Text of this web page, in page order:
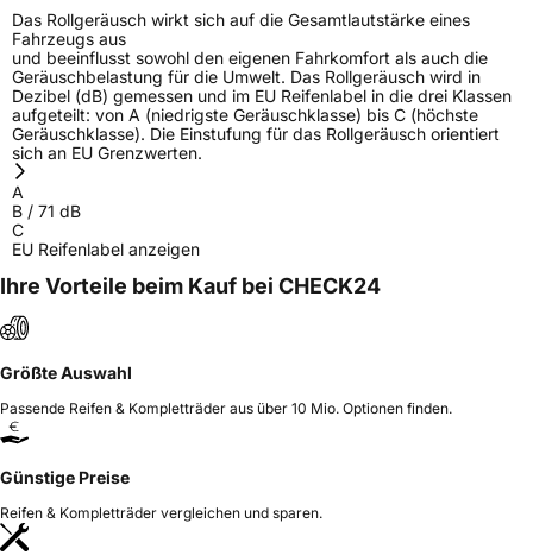
Das Rollgeräusch wirkt sich auf die Gesamtlautstärke eines
Fahrzeugs aus
und beeinflusst sowohl den eigenen Fahrkomfort als auch die
Geräuschbelastung für die Umwelt. Das Rollgeräusch wird in
Dezibel (dB) gemessen und im EU Reifenlabel in die drei Klassen
aufgeteilt: von A (niedrigste Geräuschklasse) bis C (höchste
Geräuschklasse). Die Einstufung für das Rollgeräusch orientiert
sich an EU Grenzwerten.
A
B / 71 dB
C
EU Reifenlabel anzeigen
Ihre Vorteile beim Kauf bei CHECK24
Größte Auswahl
Passende Reifen & Kompletträder aus über 10 Mio. Optionen finden.
Günstige Preise
Reifen & Kompletträder vergleichen und sparen.